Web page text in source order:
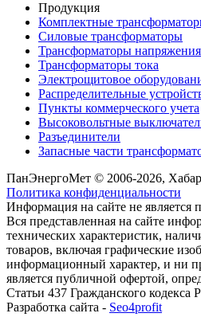
Продукция
Комплектные
Силовые трансформаторы
Трансформаторы напряжения
Трансформаторы тока
Электрощитовое
Распределительные
Пункты коммерческого учета
Высоковольтные
Разъединители
Запасные части
ПанЭнергоМет © 2006-2026,
Политика конфиденциальности
Информация на сайте не является
Вся представленная на сайте
технических характеристик,
товаров, включая графические
информационный характер, и ни
является публичной офертой,
Статьи 437 Гражданского кодекса
Разработка сайта - Seo4profit